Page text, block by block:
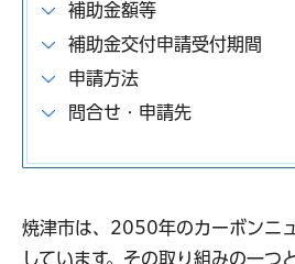
補助金額等
補助金交付申請受付期間
申請方法
問合せ・申請先
焼津市は、2050年のカーボンニ
しています。その取り組みの一つ